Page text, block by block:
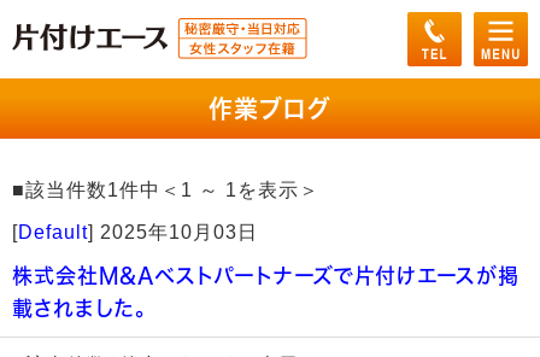
作業ブログ
■該当件数1件中＜1 ～ 1を表示＞
[Default] 2025年10月03日
株式会社M&Aベストパートナーズで片付けエースが掲
載されました。